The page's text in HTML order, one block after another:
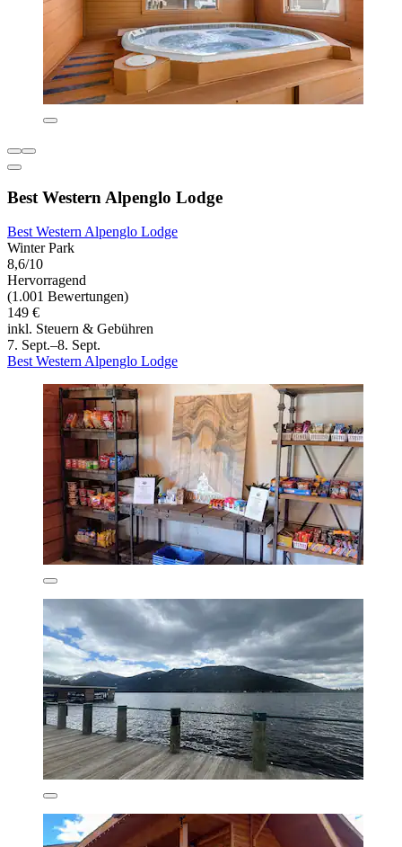
Best Western Alpenglo Lodge
Best Western Alpenglo Lodge
Winter Park
8,6/10
Hervorragend
(1.001 Bewertungen)
149 €
inkl. Steuern & Gebühren
7. Sept.–8. Sept.
Best Western Alpenglo Lodge